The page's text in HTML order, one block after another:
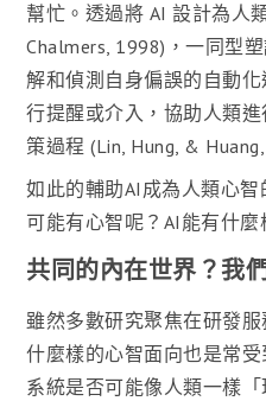
幫忙。透過將 AI 設計為人
Chalmers, 1998)，一同型
解和偵測自身偏誤的自動
行提醒或介入，協助人類
策過程 (Lin, Hung, &
如此的輔助AI成為人類心
可能有心智呢？AI能有什麼
共同的內在世界？我
雖然多數研究聚焦在研發
什麼樣的心智面向也是常
系統是否可能像人類一樣